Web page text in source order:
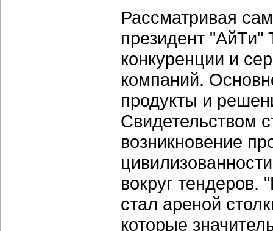
Рассматривая
президент "АйТи"
конкуренции и
компаний.
продукты и
Свидетельством
возникновение
вокруг
стал ареной
которые